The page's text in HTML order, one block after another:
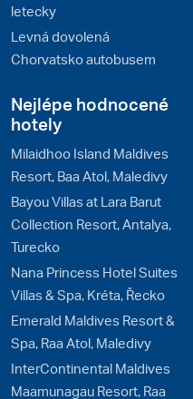
letecky
Levná dovolená
Chorvatsko autobusem
Nejlépe hodnocené
hotely
Milaidhoo Island Maldives
Resort, Baa Atol, Maledivy
Bayou Villas at Lara Barut
Collection Resort, Antalya,
Turecko
Nana Princess Hotel Suites
Villas & Spa, Kréta, Řecko
Emerald Maldives Resort &
Spa, Raa Atol, Maledivy
InterContinental Maldives
Maamunagau Resort, Raa